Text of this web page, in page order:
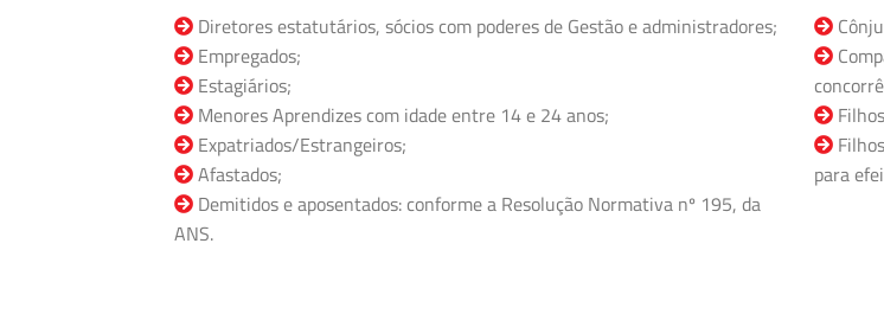
Diretores estatutários, sócios com poderes de Gestão e administradores;
Empregados;
Estagiários;
Menores Aprendizes com idade entre 14 e 24 anos;
Expatriados/Estrangeiros;
Afastados;
Demitidos e aposentados: conforme a Resolução Normativa nº 195, da
ANS.
para